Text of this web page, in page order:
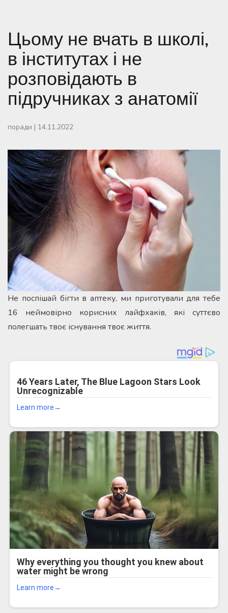
Цьому не вчать в школі,
в інститутах і не
розповідають в
підручниках з анатомії
поради | 14.11.2022
Не поспішай бігти в аптеку, ми приготували для тебе
16 неймовірно корисних лайфхаків, які суттєво
полегшать твоє існування твоє життя.